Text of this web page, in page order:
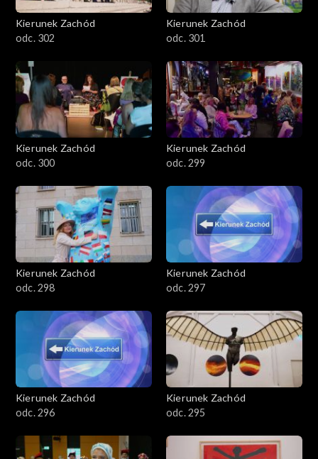
Kierunek Zachód
odc. 302
Kierunek Zachód
odc. 301
Kierunek Zachód
odc. 300
Kierunek Zachód
odc. 299
Kierunek Zachód
odc. 298
Kierunek Zachód
odc. 297
Kierunek Zachód
odc. 296
Kierunek Zachód
odc. 295